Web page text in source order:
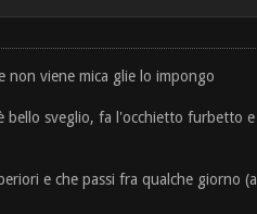
viene mica glie lo impongo
sveglio, fa l'occhietto furbetto
e che passi fra qualche giorno